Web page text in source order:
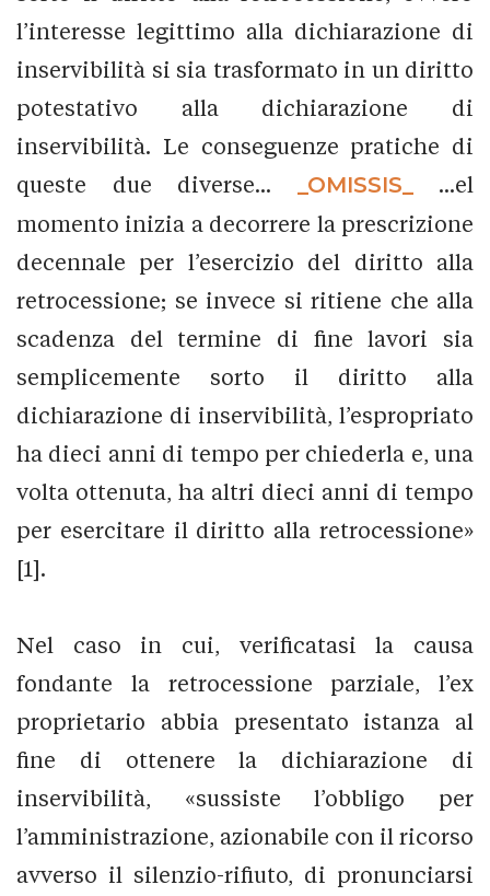
l’interesse legittimo alla dichiarazione di
inservibilità si sia trasformato in un diritto
potestativo alla dichiarazione di
inservibilità. Le conseguenze pratiche di
queste due diverse...
_OMISSIS_
...el
momento inizia a decorrere la prescrizione
decennale per l’esercizio del diritto alla
retrocessione; se invece si ritiene che alla
scadenza del termine di fine lavori sia
semplicemente sorto il diritto alla
dichiarazione di inservibilità, l’espropriato
ha dieci anni di tempo per chiederla e, una
volta ottenuta, ha altri dieci anni di tempo
per esercitare il diritto alla retrocessione»
[1].
Nel caso in cui, verificatasi la causa
fondante la retrocessione parziale, l’ex
proprietario abbia presentato istanza al
fine di ottenere la dichiarazione di
inservibilità, «sussiste l’obbligo per
l’amministrazione, azionabile con il ricorso
avverso il silenzio-rifiuto, di pronunciarsi